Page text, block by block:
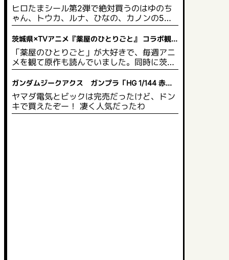
と塗り絵が販売を開始！
ヒロたまシール第2弾で絶対買うのはゆのち
ゃん、トウカ、ルナ、ひなの、カノンの5人
は買う
茨城県×TVアニメ『薬屋のひとりごと』 コラボ観光
企画 開催決定！
「薬屋のひとりごと」が大好きで、毎週アニ
メを観て原作も読んでいました。同時に茨城
県にも興味があり、いつか行きたいと思って
います。茨城県は自然豊かで綺麗な草花が多
いので、薬や草花に詳しい猫猫 がPRするの
にぴったりだと思います。スタンプを集めて
限定グッズももらえるので、作品のファンに
ガンダムジークアクス ガンプラ「HG 1/144 赤い
ガンダム」2025年5月発売
ヤマダ電気とビックは完売だったけど、ドン
キで買えたぞー！ 凄く人気だったわ